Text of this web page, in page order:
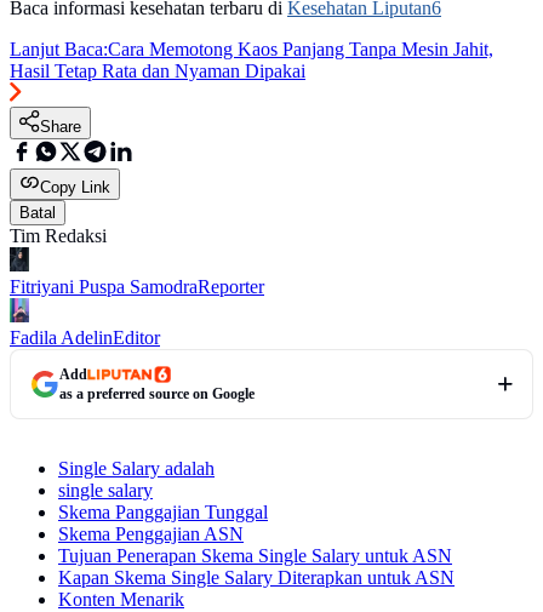
Baca informasi kesehatan terbaru di Kesehatan Liputan6
Lanjut Baca:Cara Memotong Kaos Panjang Tanpa Mesin Jahit,
Hasil Tetap Rata dan Nyaman Dipakai
Share
Copy Link
Batal
Tim Redaksi
Fitriyani Puspa SamodraReporter
Fadila AdelinEditor
Add
as a preferred source on Google
Single Salary adalah
single salary
Skema Panggajian Tunggal
Skema Penggajian ASN
Tujuan Penerapan Skema Single Salary untuk ASN
Kapan Skema Single Salary Diterapkan untuk ASN
Konten Menarik